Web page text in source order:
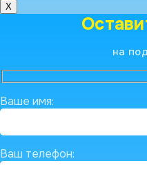
X
на
Ваше имя:
Ваш телефон: